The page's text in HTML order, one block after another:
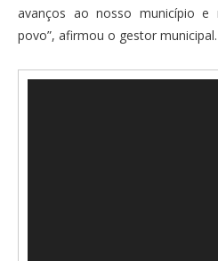
avanços ao nosso município
povo”, afirmou o gestor municipal.